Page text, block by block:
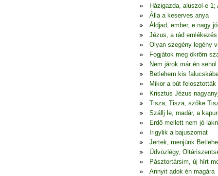
Házigazda, aluszol-e
Álla a keserves anya
Áldjad, ember, e nagy
Jézus, a rád emlékezés
Olyan szegény legény
Fogjátok meg ökröm
Nem járok már én
Betlehem kis
Mikor a bút felosztották
Krisztus Jézus
Tisza, Tisza, szőke
Szállj le, madár, a
Erdő mellett nem jó
Irigylik a bajuszomat
Jertek, menjünk
Üdvözlégy,
Pásztortársim, új hírt
Annyit adok én magára